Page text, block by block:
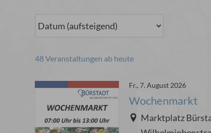
48 Veranstaltungen ab heute
Fr., 7. August 2026
Wochenmarkt
Marktplatz